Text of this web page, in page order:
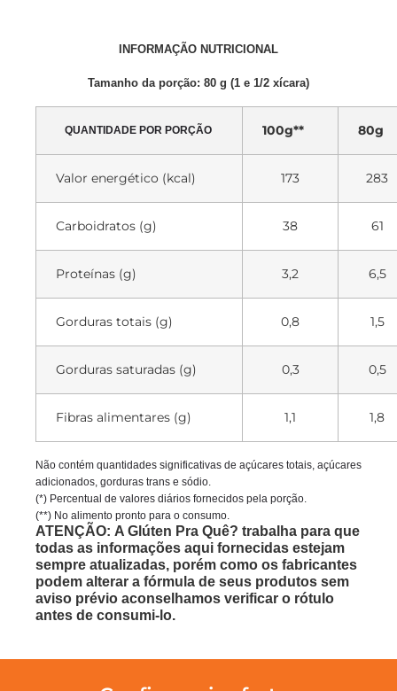
INFORMAÇÃO NUTRICIONAL
Tamanho da porção: 80 g (1 e 1/2 xícara)
QUANTIDADE POR PORÇÃO 100g** 80g
Valor energético (kcal) 173 283
Carboidratos (g) 38 61
Proteínas (g) 3,2 6,5
Gorduras totais (g) 0,8 1,5
Gorduras saturadas (g) 0,3 0,5
Fibras alimentares (g) 1,1 1,8
Não contém quantidades significativas de açúcares totais, açúcares
adicionados, gorduras trans e sódio.
(*) Percentual de valores diários fornecidos pela porção.
(**) No alimento pronto para o consumo.
ATENÇÃO: A Glúten Pra Quê? trabalha para que
todas as informações aqui fornecidas estejam
sempre atualizadas, porém como os fabricantes
podem alterar a fórmula de seus produtos sem
aviso prévio aconselhamos verificar o rótulo
antes de consumi-lo.